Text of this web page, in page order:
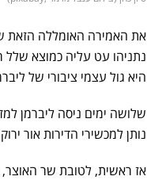
את האמירה האומללה הזאת
נתניהו עט עליה כמוצא שלל
היא גול עצמי ציבורי של
שלושה ימים ניסה ליברמן
נותן למכשירי הדירות אור
אז ראשית, לטובת שר האוצר,